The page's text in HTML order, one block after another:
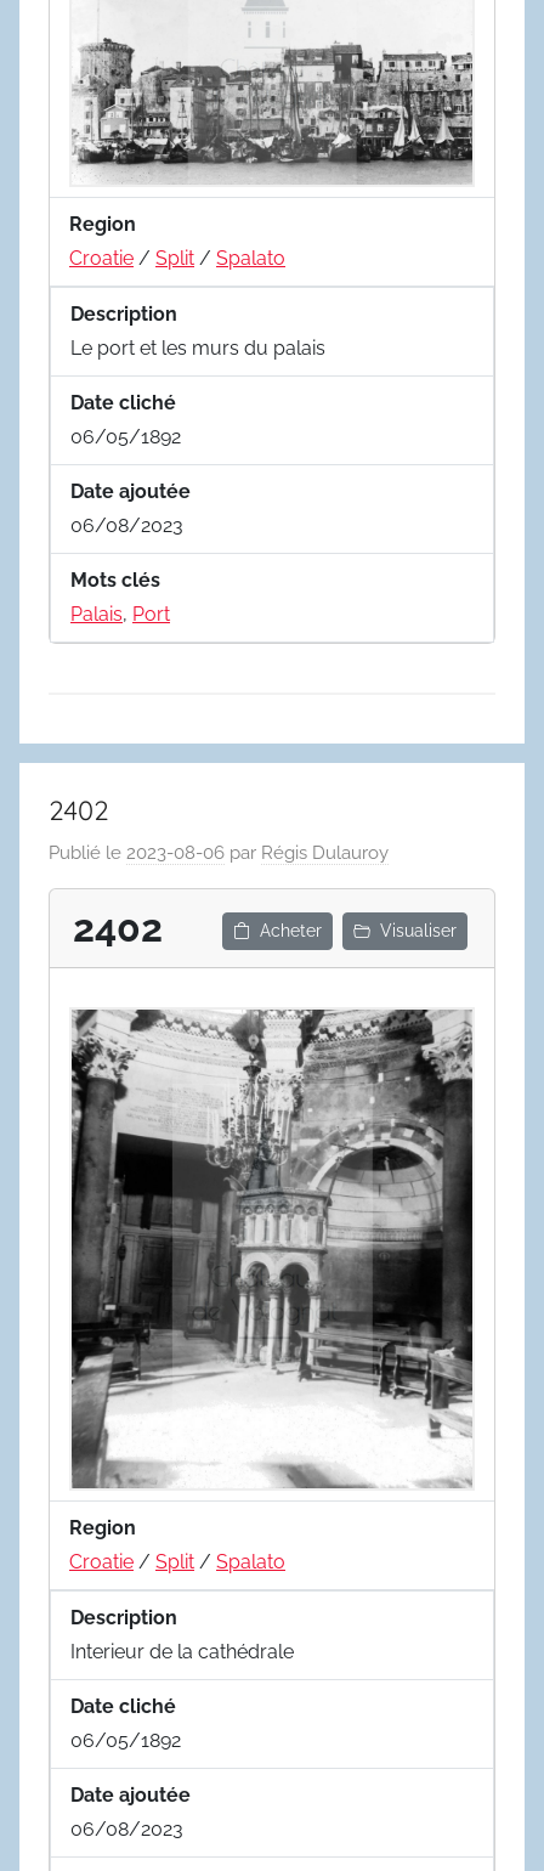
Region
Croatie / Split / Spalato
Description
Le port et les murs du palais
Date cliché
06/05/1892
Date ajoutée
06/08/2023
Mots clés
Palais, Port
2402
Publié le 2023-08-06 par Régis Dulauroy
2402 Acheter Visualiser
Region
Croatie / Split / Spalato
Description
Interieur de la cathédrale
Date cliché
06/05/1892
Date ajoutée
06/08/2023